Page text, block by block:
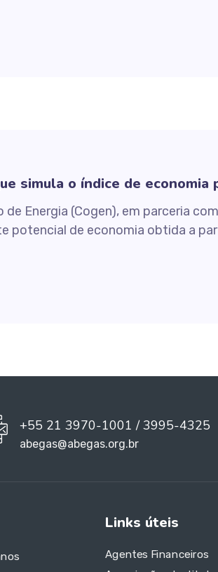
simula o índice de economia
Energia (Cogen), em parceria
potencial de economia obtida a
+55 21 3970-1001 / 3995-4325
abegas@abegas.org.br
Links úteis
Agentes Financeiros